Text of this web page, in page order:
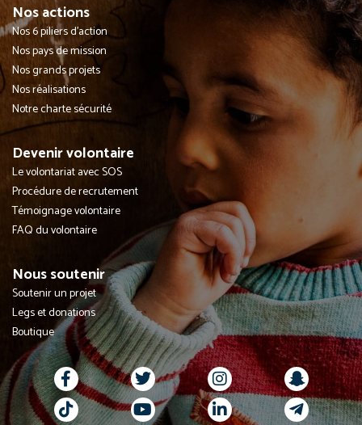
Nos actions
Nos 6 piliers d'action
Nos pays de mission
Nos grands projets
Nos réalisations
Notre charte sécurité
Devenir volontaire
Le volontariat avec SOS
Procédure de recrutement
Témoignage volontaire
FAQ du volontaire
Nous soutenir
Soutenir un projet
Legs et donations
Boutique